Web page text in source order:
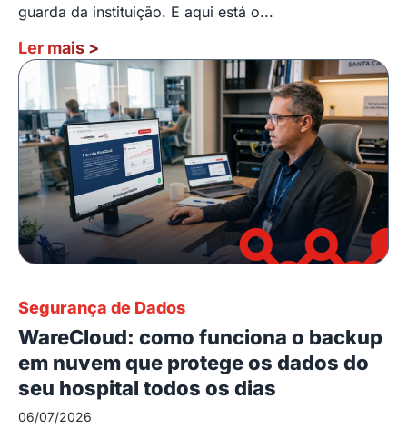
guarda da instituição. E aqui está o...
Ler mais >
Segurança de Dados
WareCloud: como funciona o backup
em nuvem que protege os dados do
seu hospital todos os dias
06/07/2026